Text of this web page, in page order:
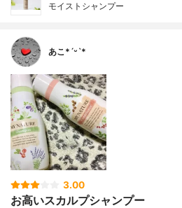
モイストシャンプー
あこ*ˊᵕˋ*
3.00
お高いスカルプシャンプー